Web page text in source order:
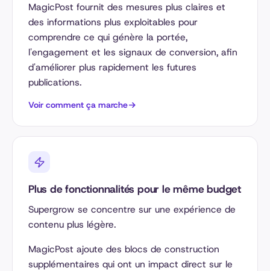
MagicPost fournit des mesures plus claires et
des informations plus exploitables pour
comprendre ce qui génère la portée,
l'engagement et les signaux de conversion, afin
d'améliorer plus rapidement les futures
publications.
Voir comment ça marche
Plus de fonctionnalités pour le même budget
Supergrow se concentre sur une expérience de
contenu plus légère.
MagicPost ajoute des blocs de construction
supplémentaires qui ont un impact direct sur le